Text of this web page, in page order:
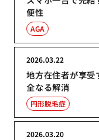
便性
AGA
地方在住者が享受
全なる解消
2026.03.22
円形脱毛症
2026.03.20